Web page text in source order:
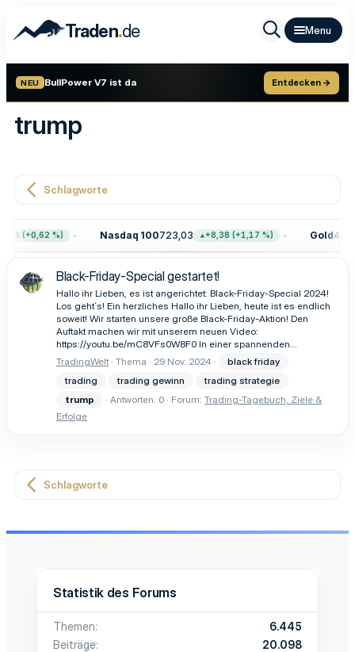
Traden.de
NEU BullPower V7 ist da Entdecken →
trump
Schlagworte
(+0,62 %) Nasdaq 100723,03 +8,38 (+1,17 %) Gold
Black-Friday-Special gestartet!
Hallo ihr Lieben, es ist angerichtet: Black-Friday-Special 2024!
Los geht`s! Ein herzliches Hallo ihr Lieben, heute ist es endlich
soweit! Wir starten unsere große Black-Friday-Aktion! Den
Auftakt machen wir mit unserem neuen Video:
https://youtu.be/mC8VFs0W8F0 In einer spannenden...
TradingWelt Thema 29 Nov. 2024
black friday
trading
trading gewinn
trading strategie
trump
Antworten: 0 Forum: Trading-Tagebuch, Ziele &
Erfolge
Schlagworte
Statistik des Forums
Themen
6.445
Beiträge
20.098